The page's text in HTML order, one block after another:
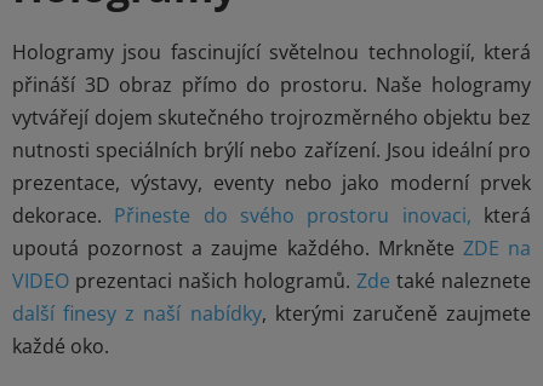
Hologramy jsou fascinující světelnou technologií, která
přináší 3D obraz přímo do prostoru. Naše hologramy
vytvářejí dojem skutečného trojrozměrného objektu bez
nutnosti speciálních brýlí nebo zařízení. Jsou ideální pro
prezentace, výstavy, eventy nebo jako moderní prvek
dekorace. Přineste do svého prostoru inovaci, která
upoutá pozornost a zaujme každého. Mrkněte ZDE na
VIDEO prezentaci našich hologramů. Zde také naleznete
další finesy z naší nabídky, kterými zaručeně zaujmete
každé oko.